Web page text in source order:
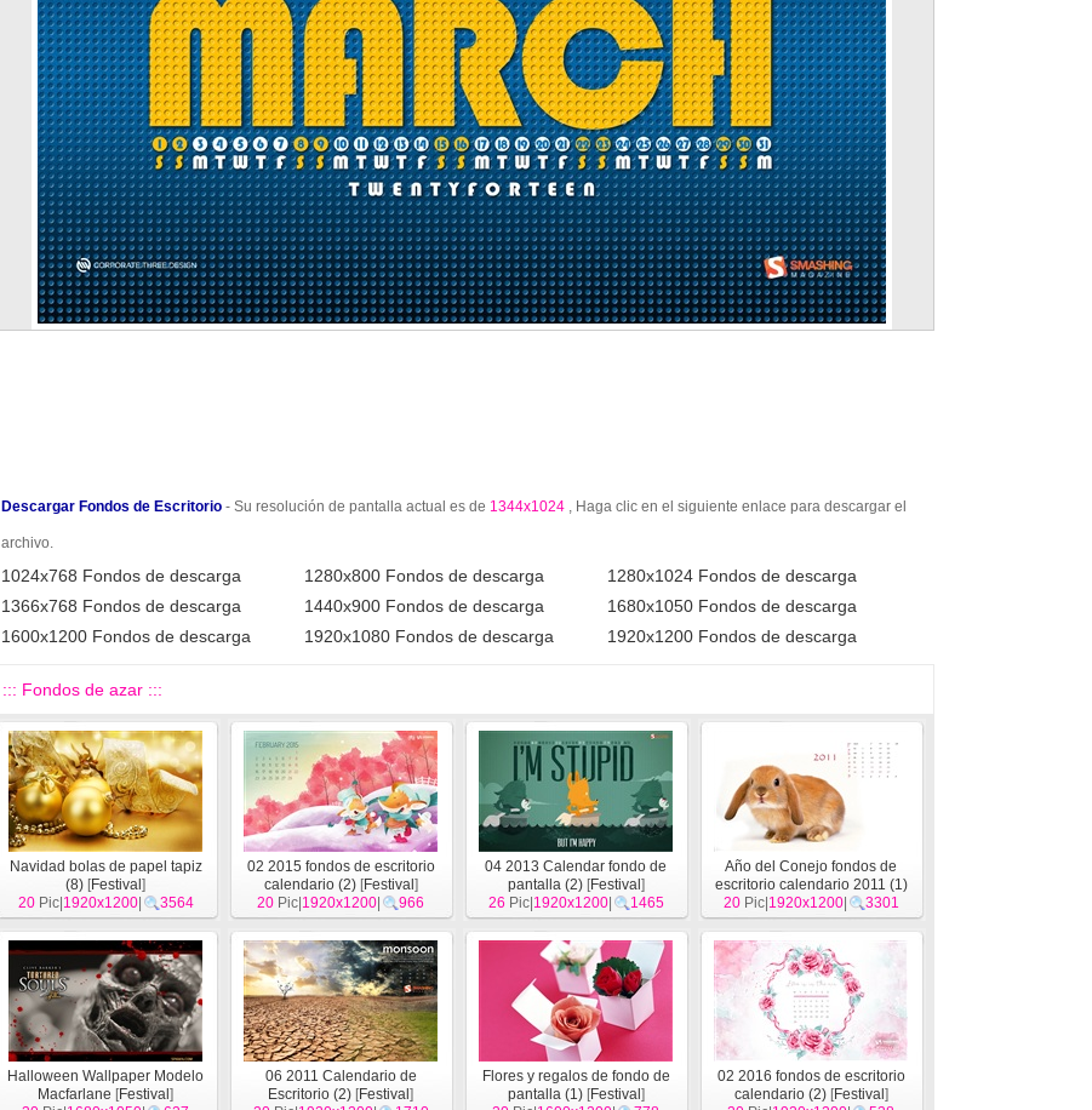
Descargar Fondos de Escritorio - Su resolución de pantalla actual es de 1344x1024 , Haga clic en el siguiente enlace para descargar el
archivo.
1024x768 Fondos de descarga 1280x800 Fondos de descarga
1280x1024 Fondos de descarga
1366x768 Fondos de descarga
1440x900 Fondos de descarga
1680x1050 Fondos de descarga
1600x1200 Fondos de descarga
1920x1080 Fondos de descarga 1920x1200 Fondos de descarga
::: Fondos de azar :::
Navidad bolas de papel tapiz
(8) [Festival ]
20Pic| 1920x1200| 3564
02 2015 fondos de escritorio
calendario (2)[Festival ]
20 Pic| 1920x1200 966
04 2013 Calendar fondo de
pantalla (2)[Festival ]
26 Pic| 1920x1200| 1465
Año del Conejo fondos de
escritorio calendario 2011 (1)
[Festival]
20Pic| 1920x1200| 3301
Halloween Wallpaper Modelo
Macfarlane [Festival ]
06 2011 Calendario de
Escritorio (2) [Festival ]
Flores y regalos de fondo de
pantalla (1)[Festival ]
02 2016 fondos de escritorio
calendario (2)[Festival ]